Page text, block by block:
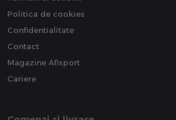
Politica de cookies
Confidentialitate
Contact
Magazine Afisport
Cariere